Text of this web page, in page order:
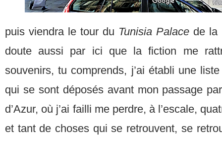
puis viendra le tour du Tunisia Palace de la
doute aussi par ici que la fiction me
souvenirs, tu comprends, j’ai établi une
qui se sont déposés avant mon passage
d’Azur, où j’ai failli me perdre, à l’escale,
et tant de choses qui se retrouvent, se